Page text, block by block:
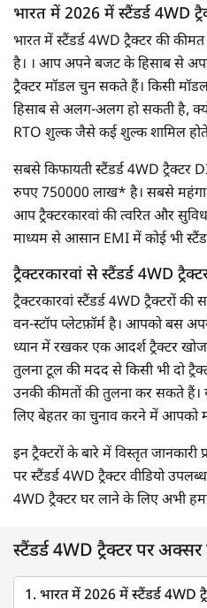
भारत में 2026 में स्टैंडर्ड 4WD
भारत में स्टैंडर्ड 4WD ट्रैक्टर की
है। । आप अपने बजट के हिसाब से
ट्रैक्टर मॉडल चुन सकते हैं। किसी
हिसाब से अलग-अलग हो सकती है,
RTO शुल्क जैसे कई शुल्क शामिल
सबसे किफायती स्टैंडर्ड 4WD
रुपए 750000 लाख* है। सबसे महंगा
आप ट्रैक्टरकारवां की त्वरित और
माध्यम से आसान EMI में कोई भी
ट्रैक्टरकारवां से स्टैंडर्ड 4WD
ट्रैक्टरकारवां स्टैंडर्ड 4WD ट्रैक्टरों
वन-स्टॉप प्लेटफ़ॉर्म है। आपको बस
ध्यान में रखकर एक आदर्श ट्रैक्टर
तुलना टूल की मदद से किसी भी दो
उनकी कीमतों की तुलना कर सकते
लिए बेहतर का चुनाव करने में आपको
इन ट्रैक्टरों के बारे में विस्तृत
पर स्टैंडर्ड 4WD ट्रैक्टर वीडियो
4WD ट्रैक्टर घर लाने के लिए अभी
स्टैंडर्ड 4WD ट्रैक्टर पर
1. भारत में 2026 में स्टैंडर्ड 4WD